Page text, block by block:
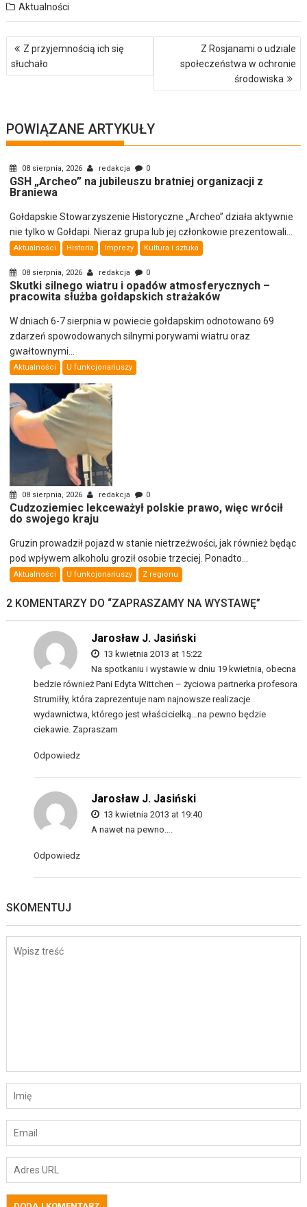
Aktualności
Nawigacja
wpisu
Z przyjemnością ich się
słuchało
Z Rosjanami o udziale
społeczeństwa w ochronie
środowiska
POWIĄZANE ARTYKUŁY
08 sierpnia, 2026 redakcja 0
GSH „Archeo” na jubileuszu bratniej organizacji z
Braniewa
Gołdapskie Stowarzyszenie Historyczne „Archeo” działa aktywnie
nie tylko w Gołdapi. Nieraz grupa lub jej członkowie prezentowali...
Aktualności Historia Imprezy Kultura i sztuka
08 sierpnia, 2026 redakcja 0
Skutki silnego wiatru i opadów atmosferycznych –
pracowita służba gołdapskich strażaków
W dniach 6-7 sierpnia w powiecie gołdapskim odnotowano 69
zdarzeń spowodowanych silnymi porywami wiatru oraz
gwałtownymi...
Aktualności U funkcjonariuszy
08 sierpnia, 2026 redakcja 0
Cudzoziemiec lekceważył polskie prawo, więc wrócił
do swojego kraju
Gruzin prowadził pojazd w stanie nietrzeźwości, jak również będąc
pod wpływem alkoholu groził osobie trzeciej. Ponadto...
Aktualności U funkcjonariuszy Z regionu
2 KOMENTARZY DO “ZAPRASZAMY NA WYSTAWĘ”
Jarosław J. Jasiński
13 kwietnia 2013 at 15:22
Na spotkaniu i wystawie w dniu 19 kwietnia, obecna
bedzie również Pani Edyta Wittchen – życiowa partnerka profesora
Strumiłły, która zaprezentuje nam najnowsze realizacje
wydawnictwa, którego jest właścicielką…na pewno będzie
ciekawie. Zapraszam
Odpowiedz
Jarosław J. Jasiński
13 kwietnia 2013 at 19:40
A nawet na pewno….
Odpowiedz
SKOMENTUJ